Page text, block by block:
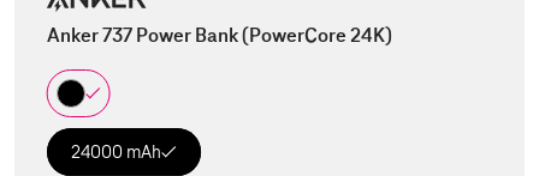
Anker 737 Power Bank (PowerCore 24K)
24000 mAh